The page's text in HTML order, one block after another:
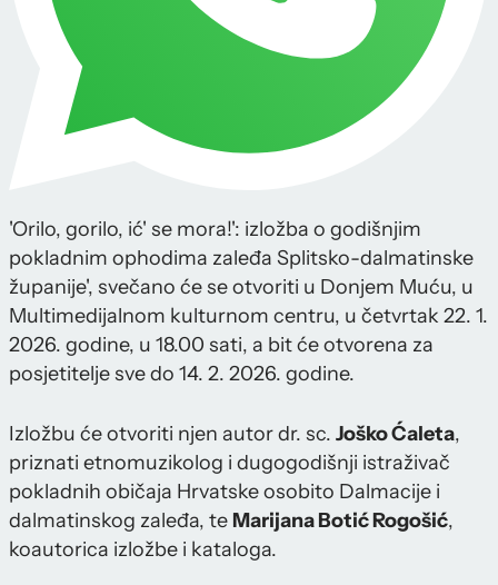
'Orilo, gorilo, ić' se mora!': izložba o godišnjim
pokladnim ophodima zaleđa Splitsko-dalmatinske
županije', svečano će se otvoriti u Donjem Muću, u
Multimedijalnom kulturnom centru, u četvrtak 22. 1.
2026. godine, u 18.00 sati, a bit će otvorena za
posjetitelje sve do 14. 2. 2026. godine.
Izložbu će otvoriti njen autor dr. sc. Joško Ćaleta,
priznati etnomuzikolog i dugogodišnji istraživač
pokladnih običaja Hrvatske osobito Dalmacije i
dalmatinskog zaleđa, te Marijana Botić Rogošić,
koautorica izložbe i kataloga.